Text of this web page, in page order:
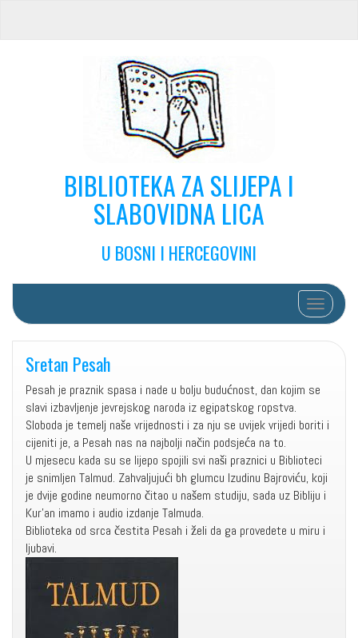
BIBLIOTEKA ZA SLIJEPA I
SLABOVIDNA LICA
U BOSNI I HERCEGOVINI
Toggle
Sretan Pesah
Pesah je praznik spasa i nade u bolju budućnost, dan kojim se
slavi izbavljenje jevrejskog naroda iz egipatskog ropstva.
Sloboda je temelj naše vrijednosti i za nju se uvijek vrijedi boriti i
cijeniti je, a Pesah nas na najbolji način podsjeća na to.
U mjesecu kada su se lijepo spojili svi naši praznici u Biblioteci
je snimljen Talmud. Zahvaljujući bh glumcu Izudinu Bajroviću, koji
je dvije godine neumorno čitao u našem studiju, sada uz Bibliju i
Kur'an imamo i audio izdanje Talmuda.
Biblioteka od srca čestita Pesah i želi da ga provedete u miru i
ljubavi.